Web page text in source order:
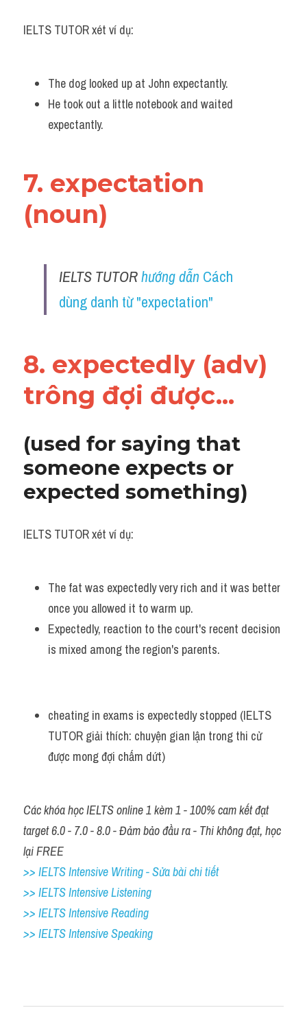
IELTS TUTOR xét ví dụ:
The dog looked up at John expectantly.
He took out a little notebook and waited
expectantly.
7. expectation
(noun)
IELTS TUTOR hướng dẫn Cách
dùng danh từ "expectation"
8. expectedly (adv)
trông đợi được...
(used for saying that
someone expects or
expected something)
IELTS TUTOR xét ví dụ:
The fat was expectedly very rich and it was better
once you allowed it to warm up.
Expectedly, reaction to the court's recent decision
is mixed among the region's parents.
cheating in exams is expectedly stopped (IELTS
TUTOR giải thích: chuyện gian lận trong thi cử
được mong đợi chấm dứt)
Các khóa học IELTS online 1 kèm 1 - 100% cam kết đạt
target 6.0 - 7.0 - 8.0 - Đảm bảo đầu ra - Thi không đạt, học
lại FREE
>> IELTS Intensive Writing - Sửa bài chi tiết
>> IELTS Intensive Listening
>> IELTS Intensive Reading
>> IELTS Intensive Speaking